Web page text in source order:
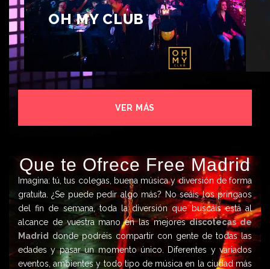
OH MY CLUB
VER MÁS
Que te Ofrece Free Madrid
Imagina: tú, tus colegas, buena música y diversión de forma
gratuita. ¿Se puede pedir algo más? No seáis los pringaos
del fin de semana, toda la diversión que buscáis está al
alcance de vuestra mano en las mejoresdiscotecas de
Madrid
donde podréis compartir con gente de todas las
edades y pasar un momento único. Diferentes y variados
eventos, ambientes y todo tipo de música en la ciudad más